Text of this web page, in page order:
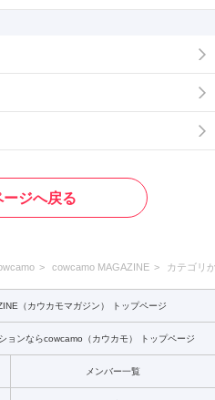
ージへ戻る
cowcamo MAGAZINE カテゴリ
（カウカモマガジン） トップページ
ョンならcowcamo（カウカモ） トップページ
メンバー一覧